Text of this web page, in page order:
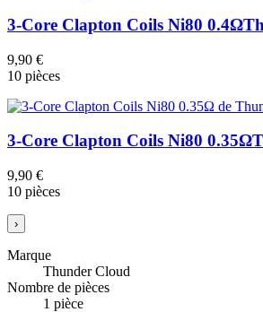
3-Core Clapton Coils Ni80 0.4Ω
9,90 €
10 pièces
3-Core Clapton Coils Ni80 0.35Ω
9,90 €
10 pièces
›
Marque
Thunder Cloud
Nombre de pièces
1 pièce